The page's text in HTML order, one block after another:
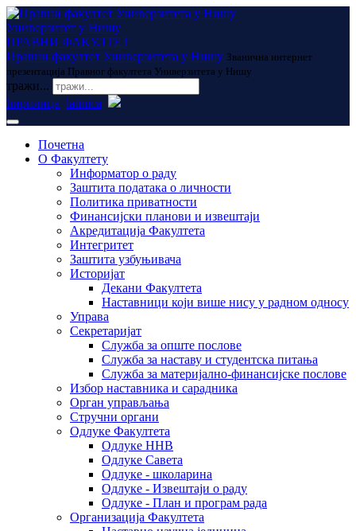
Универзитет у Нишу
ПРАВНИ ФАКУЛТЕТ
Правни факултет Универзитета у Нишу Званична интернет
презентација Правног факултета Универзитета у Нишу
тражи...
ћирилица latinica
Почетна
О Факултету
Информатор о раду
Заштита података о личности
Политика приватности
Финансијски планови и извештаји
Акредитација Факултета
Интегритет
Заштита узбуњивача
Историјат
Декани Факултета
Наставници који више нису у радном односу
Управа
Секретаријат
Служба за опште послове
Служба за наставу и студентска питања
Служба за материјално-финансијске послове
Избор наставника и сарадника
Oрган управљања
Стручни органи
Одлуке Факултета
Одлуке ННВ
Одлуке Савета
Одлуке - школарина
Одлуке - Извештаји о раду
Одлуке - План и програм рада
Организација Факултета